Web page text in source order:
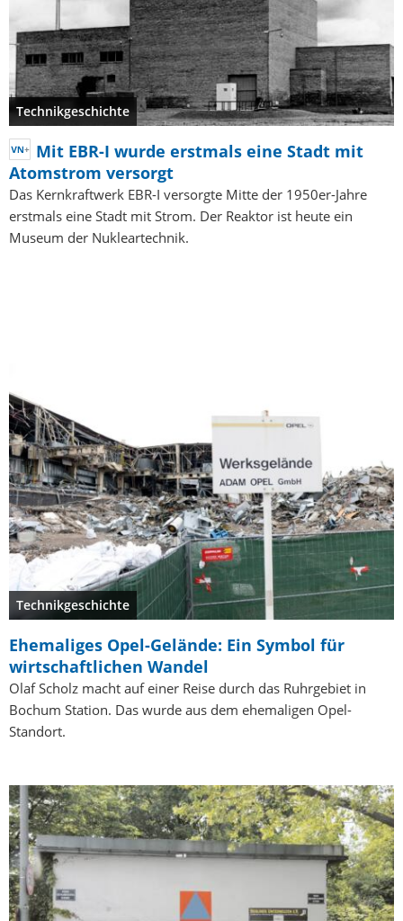
Technikgeschichte
Mit EBR-I wurde erstmals eine Stadt mit
Atomstrom versorgt
Das Kernkraftwerk EBR-I versorgte Mitte der 1950er-Jahre
erstmals eine Stadt mit Strom. Der Reaktor ist heute ein
Museum der Nukleartechnik.
Technikgeschichte
Ehemaliges Opel-Gelände: Ein Symbol für
wirtschaftlichen Wandel
Olaf Scholz macht auf einer Reise durch das Ruhrgebiet in
Bochum Station. Das wurde aus dem ehemaligen Opel-
Standort.